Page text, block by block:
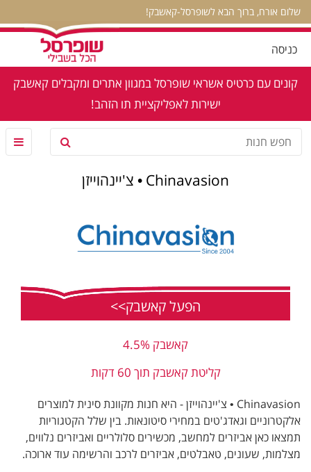
שלום אורח, ברוך הבא לשופרסל-קאשבק!
כניסה
קונים עם כרטיס אשראי שופרסל במגוון אתרים ומקבלים קאשבק
ישירות לאפליקציית תו הזהב!
Chinavasion • צ'יינהוייזן
הפעל קאשבק>>
קאשבק 4.5%
קליטת קאשבק תוך 60 דקות
Chinavasion • צ'יינהוייזן - היא חנות מקוונת סינית למוצרים
אלקטרוניים וגאדג'טים במחירי סיטונאות. בין שלל הקטגוריות
תמצאו כאן אביזרים למחשב, מכשירים סלולריים ואביזרים נלווים,
מצלמות, שעונים, טאבלטים, אביזרים לרכב והרשימה עוד ארוכה.